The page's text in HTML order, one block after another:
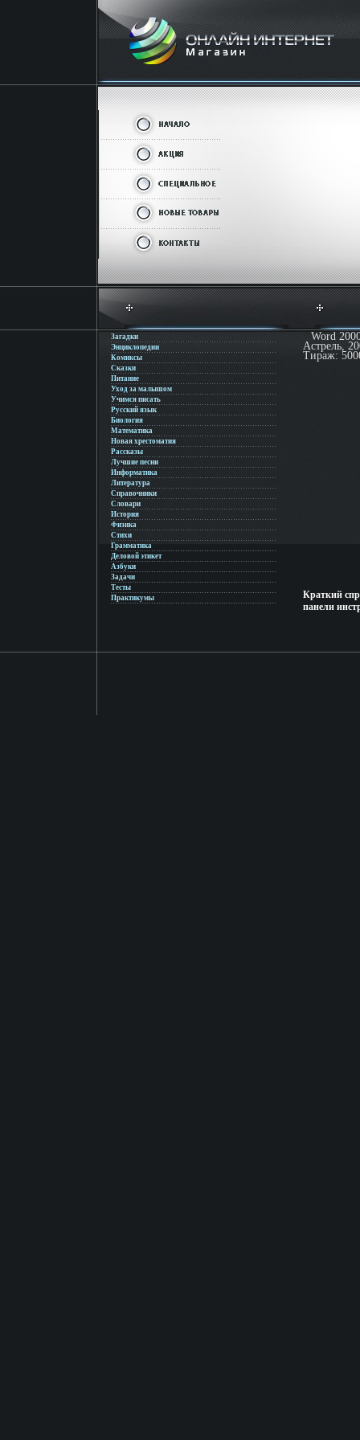
Загадки
Энциклопедии
Комиксы
Сказки
Питание
Уход за малышом
Учимся писать
Русский язык
Биология
Математика
Новая хрестоматия
Рассказы
Лучшие песни
Информатика
Литература
Справочники
Словари
История
Физика
Стихи
Грамматика
Деловой этикет
Азбуки
Задачи
Тесты
Практикумы
Word
Астрель,
Тираж:
Краткий
панели